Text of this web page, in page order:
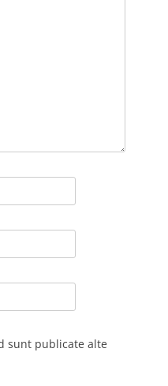
sunt publicate alte